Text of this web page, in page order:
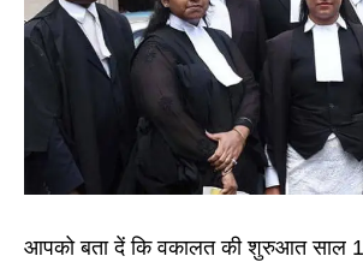
आपको बता दें कि वकालत की शुरुआत साल